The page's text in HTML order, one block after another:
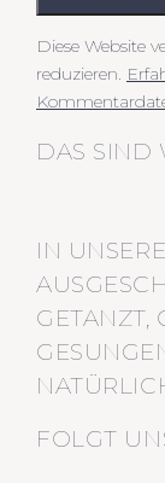
Diese Website
reduzieren.
DAS SIND
IN
GETANZT,
FOLGT